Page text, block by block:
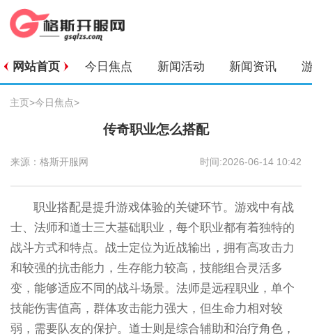
网站首页 今日焦点 新闻活动 新闻资讯
主页>今日焦点>
传奇职业怎么搭配
来源：格斯开服网 时间:2026-06-14 10:42
职业搭配是提升游戏体验的关键环节。游戏中有战
士、法师和道士三大基础职业，每个职业都有着独特的
战斗方式和特点。战士定位为近战输出，拥有高攻击力
和较强的抗击能力，生存能力较高，技能组合灵活多
变，能够适应不同的战斗场景。法师是远程职业，单个
技能伤害值高，群体攻击能力强大，但生命力相对较
弱，需要队友的保护。道士则是综合辅助和治疗角色，